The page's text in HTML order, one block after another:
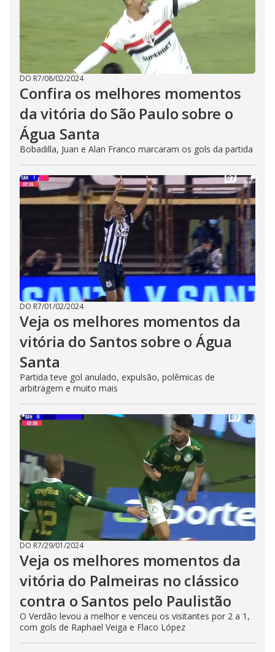
DO R7/08/02/2024
Confira os melhores momentos
da vitória do São Paulo sobre o
Água Santa
Bobadilla, Juan e Alan Franco marcaram os gols da partida
DO R7/01/02/2024
Veja os melhores momentos da
vitória do Santos sobre o Água
Santa
Partida teve gol anulado, expulsão, polêmicas de
arbitragem e muito mais
DO R7/29/01/2024
Veja os melhores momentos da
vitória do Palmeiras no clássico
contra o Santos pelo Paulistão
O Verdão levou a melhor e venceu os visitantes por 2 a 1,
com gols de Raphael Veiga e Flaco López